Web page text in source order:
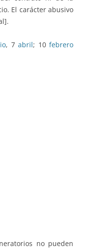
El carácter abusivo
, 7abril; 10febrero
no pueden